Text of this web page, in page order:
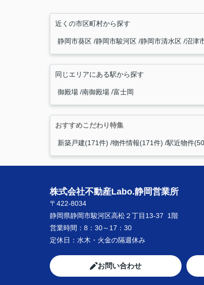
近くの市区町村から探す
静岡市葵区 静岡市駿河区 静岡市清水区 沼津
同じエリアにある駅から探す
御殿場 南御殿場 富士岡
おすすめこだわり特集
新築戸建(171件) 物件情報(171件) 駅近物件
株式会社不動産Labo.静岡営業所
〒422-8034
静岡県静岡市駿河区高松２丁目13-37 1階
営業時間： 8：30～17：30
定休日： 水木・火金の隔週休み
お問い合わせ